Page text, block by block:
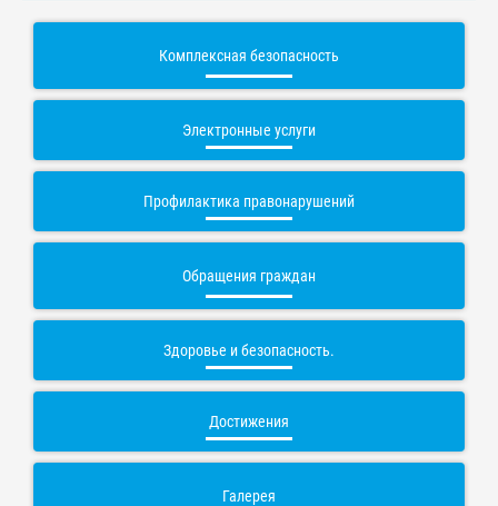
Комплексная безопасность
Электронные услуги
Профилактика правонарушений
Обращения граждан
Здоровье и безопасность.
Достижения
Галерея